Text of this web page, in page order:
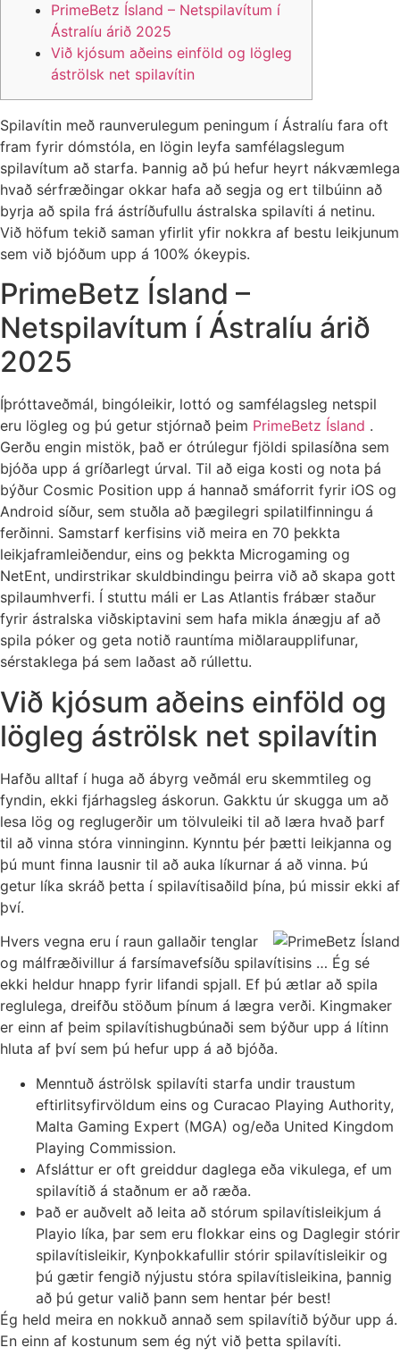
PrimeBetz Ísland – Netspilavítum í
Ástralíu árið 2025
Við kjósum aðeins einföld og lögleg
áströlsk net spilavítin
Spilavítin með raunverulegum peningum í Ástralíu fara oft
fram fyrir dómstóla, en lögin leyfa samfélagslegum
spilavítum að starfa. Þannig að þú hefur heyrt nákvæmlega
hvað sérfræðingar okkar hafa að segja og ert tilbúinn að
byrja að spila frá ástríðufullu ástralska spilavíti á netinu.
Við höfum tekið saman yfirlit yfir nokkra af bestu leikjunum
sem við bjóðum upp á 100% ókeypis.
PrimeBetz Ísland –
Netspilavítum í Ástralíu árið
2025
Íþróttaveðmál, bingóleikir, lottó og samfélagsleg netspil
eru lögleg og þú getur stjórnað þeim PrimeBetz Ísland .
Gerðu engin mistök, það er ótrúlegur fjöldi spilasíðna sem
bjóða upp á gríðarlegt úrval. Til að eiga kosti og nota þá
býður Cosmic Position upp á hannað smáforrit fyrir iOS og
Android síður, sem stuðla að þægilegri spilatilfinningu á
ferðinni. Samstarf kerfisins við meira en 70 þekkta
leikjaframleiðendur, eins og þekkta Microgaming og
NetEnt, undirstrikar skuldbindingu þeirra við að skapa gott
spilaumhverfi. Í stuttu máli er Las Atlantis frábær staður
fyrir ástralska viðskiptavini sem hafa mikla ánægju af að
spila póker og geta notið rauntíma miðlaraupplifunar,
sérstaklega þá sem laðast að rúllettu.
Við kjósum aðeins einföld og
lögleg áströlsk net spilavítin
Hafðu alltaf í huga að ábyrg veðmál eru skemmtileg og
fyndin, ekki fjárhagsleg áskorun. Gakktu úr skugga um að
lesa lög og reglugerðir um tölvuleiki til að læra hvað þarf
til að vinna stóra vinninginn. Kynntu þér þætti leikjanna og
þú munt finna lausnir til að auka líkurnar á að vinna. Þú
getur líka skráð þetta í spilavítisaðild þína, þú missir ekki af
því.
Hvers vegna eru í raun gallaðir tenglar
og málfræðivillur á farsímavefsíðu spilavítisins … Ég sé
ekki heldur hnapp fyrir lifandi spjall. Ef þú ætlar að spila
reglulega, dreifðu stöðum þínum á lægra verði. Kingmaker
er einn af þeim spilavítishugbúnaði sem býður upp á lítinn
hluta af því sem þú hefur upp á að bjóða.
Menntuð áströlsk spilavíti starfa undir traustum
eftirlitsyfirvöldum eins og Curacao Playing Authority,
Malta Gaming Expert (MGA) og/eða United Kingdom
Playing Commission.
Afsláttur er oft greiddur daglega eða vikulega, ef um
spilavítið á staðnum er að ræða.
Það er auðvelt að leita að stórum spilavítisleikjum á
Playio líka, þar sem eru flokkar eins og Daglegir stórir
spilavítisleikir, Kynþokkafullir stórir spilavítisleikir og
þú gætir fengið nýjustu stóra spilavítisleikina, þannig
að þú getur valið þann sem hentar þér best!
Ég held meira en nokkuð annað sem spilavítið býður upp á.
En einn af kostunum sem ég nýt við þetta spilavíti.